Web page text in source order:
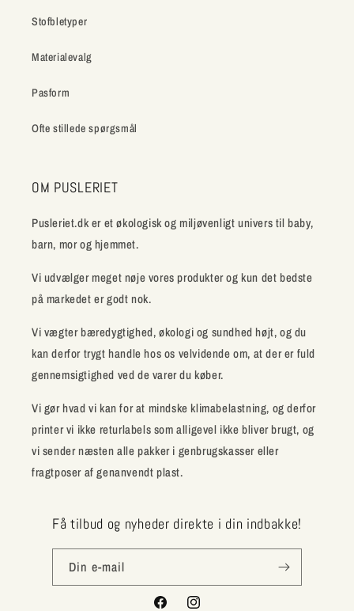
Stofbletyper
Materialevalg
Pasform
Ofte stillede spørgsmål
OM PUSLERIET
Pusleriet.dk er et økologisk og miljøvenligt univers til baby,
barn, mor og hjemmet.
Vi udvælger meget nøje vores produkter og kun det bedste
på markedet er godt nok.
Vi vægter bæredygtighed, økologi og sundhed højt, og du
kan derfor trygt handle hos os velvidende om, at der er fuld
gennemsigtighed ved de varer du køber.
Vi gør hvad vi kan for at mindske klimabelastning, og derfor
printer vi ikke returlabels som alligevel ikke bliver brugt, og
vi sender næsten alle pakker i genbrugskasser eller
fragtposer af genanvendt plast.
Få tilbud og nyheder direkte i din indbakke!
Din e-mail